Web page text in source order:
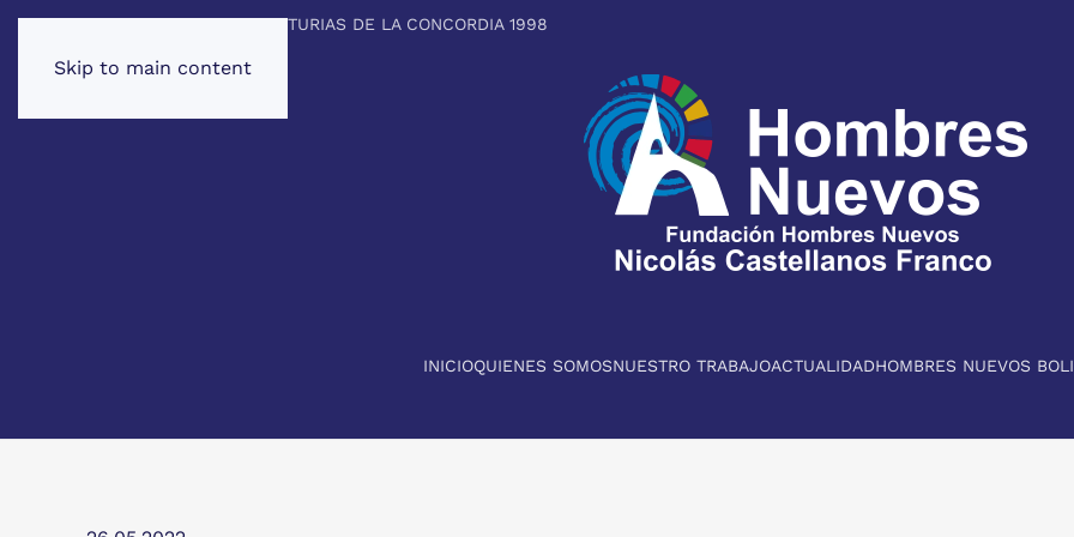
Skip to main content
PREMIO PRINCIPE DE ASTURIAS DE LA CONCORDIA 1998
INICIOQUIENES SOMOSNUESTRO TRABAJOACTUALIDADHOMBRES NUEVOS